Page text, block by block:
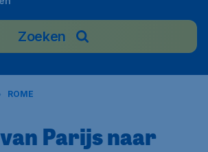
Zoeken
ROME
Parijs naar